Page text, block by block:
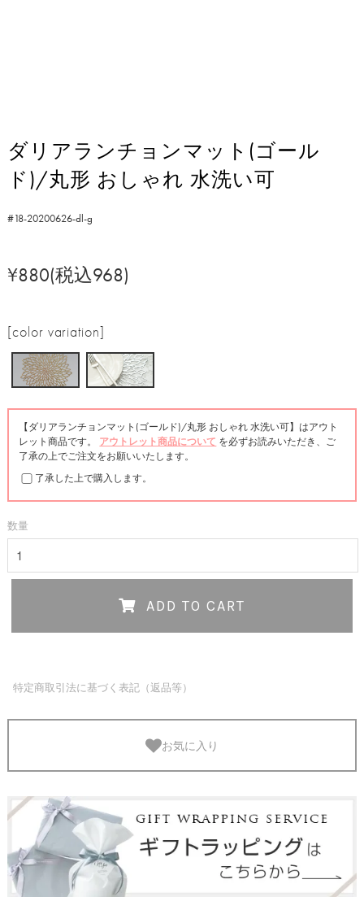
ダリアランチョンマット(ゴール
ド)/丸形 おしゃれ 水洗い可
#18-20200626-dl-g
¥880(税込968)
[color variation]
【ダリアランチョンマット(ゴールド)/丸形 おしゃれ 水洗い可】はアウト
レット商品です。 アウトレット商品について を必ずお読みいただき、ご
了承の上でご注文をお願いいたします。
了承した上で購入します。
数量
ADD TO CART
特定商取引法に基づく表記（返品等）
お気に入り